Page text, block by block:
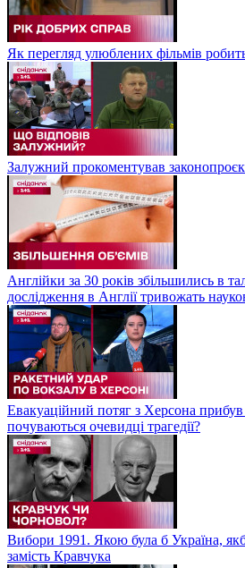
Як перегляд улюблених фільмів
Залужний прокоментував
Англійки за 30 років збільшились в
дослідження в Англії тривожать
Евакуаційний потяг з Херсона
почуваються очевидці трагедії?
Вибори 1991. Якою була б Україна,
замість Кравчука